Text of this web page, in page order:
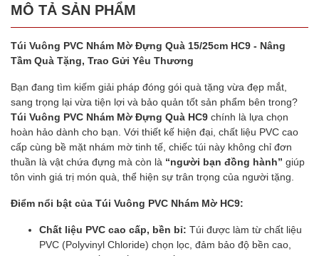
MÔ TẢ SẢN PHẨM
Túi Vuông PVC Nhám Mờ Đựng Quà 15/25cm HC9 - Nâng
Tầm Quà Tặng, Trao Gửi Yêu Thương
Bạn đang tìm kiếm giải pháp đóng gói quà tặng vừa đẹp mắt,
sang trọng lại vừa tiện lợi và bảo quản tốt sản phẩm bên trong?
Túi Vuông PVC Nhám Mờ Đựng Quà HC9 chính là lựa chọn
hoàn hảo dành cho bạn. Với thiết kế hiện đại, chất liệu PVC cao
cấp cùng bề mặt nhám mờ tinh tế, chiếc túi này không chỉ đơn
thuần là vật chứa đựng mà còn là “người bạn đồng hành” giúp
tôn vinh giá trị món quà, thể hiện sự trân trọng của người tặng.
Điểm nổi bật của Túi Vuông PVC Nhám Mờ HC9:
Chất liệu PVC cao cấp, bền bỉ: Túi được làm từ chất liệu
PVC (Polyvinyl Chloride) chọn lọc, đảm bảo độ bền cao,